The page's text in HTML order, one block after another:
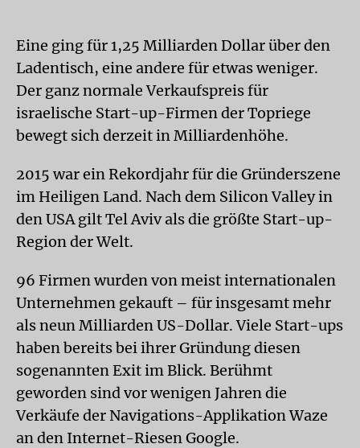
Eine ging für 1,25 Milliarden Dollar über den
Ladentisch, eine andere für etwas weniger.
Der ganz normale Verkaufspreis für
israelische Start-up-Firmen der Topriege
bewegt sich derzeit in Milliardenhöhe.
2015 war ein Rekordjahr für die Gründerszene
im Heiligen Land. Nach dem Silicon Valley in
den USA gilt Tel Aviv als die größte Start-up-
Region der Welt.
96 Firmen wurden von meist internationalen
Unternehmen gekauft – für insgesamt mehr
als neun Milliarden US-Dollar. Viele Start-ups
haben bereits bei ihrer Gründung diesen
sogenannten Exit im Blick. Berühmt
geworden sind vor wenigen Jahren die
Verkäufe der Navigations-Applikation Waze
an den Internet-Riesen Google.